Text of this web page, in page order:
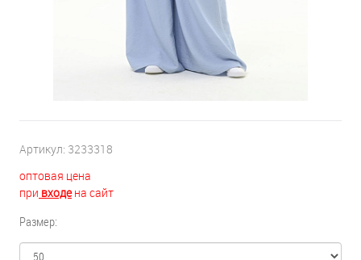
Артикул: 3233318
оптовая цена
при входена сайт
Размер: